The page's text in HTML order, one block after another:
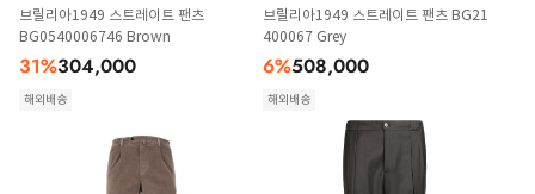
브릴리아1949 스트레이트 팬츠
BG0540006746 Brown
31%304,000
해외배송
브릴리아1949 스트레이트 팬츠 BG21
400067 Grey
6%508,000
해외배송